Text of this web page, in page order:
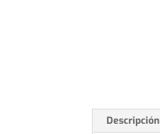
Descripción